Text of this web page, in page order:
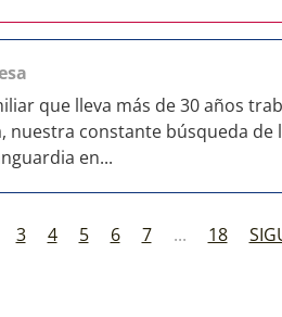
que lleva más de 30 años
nuestra constante búsqueda de
en...
3 4 5 6 7 ... 18